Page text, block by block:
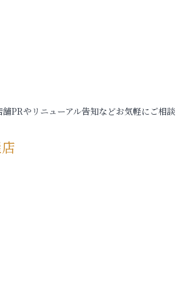
PRやリニューアル告知などお気軽にご相